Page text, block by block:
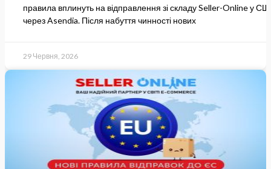
правила вплинуть на відправлення зі складу Seller-Online у
через Asendia. Після набуття чинності нових
29 Червня, 2026